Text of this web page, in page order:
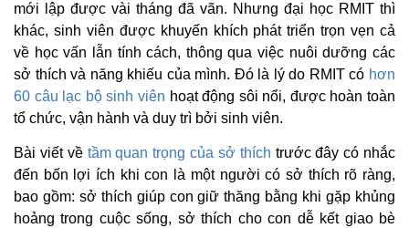
mới lập được vài tháng đã vãn. Nhưng đại học RMIT thì
khác, sinh viên được khuyến khích phát triển trọn vẹn cả
về học vấn lẫn tính cách, thông qua việc nuôi dưỡng các
sở thích và năng khiếu của mình. Đó là lý do RMIT có hơn
60 câu lạc bộ sinh viên hoạt động sôi nổi, được hoàn toàn
tổ chức, vận hành và duy trì bởi sinh viên.
Bài viết về tầm quan trọng của sở thích trước đây có nhắc
đến bốn lợi ích khi con là một người có sở thích rõ ràng,
bao gồm: sở thích giúp con giữ thăng bằng khi gặp khủng
hoảng trong cuộc sống, sở thích cho con dễ kết giao bè